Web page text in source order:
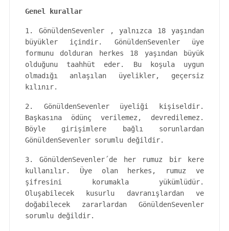
Genel kurallar
1. GönüldenSevenler , yalnızca 18 yaşından
büyükler içindir. GönüldenSevenler üye
formunu dolduran herkes 18 yaşından büyük
olduğunu taahhüt eder. Bu koşula uygun
olmadığı anlaşılan üyelikler, geçersiz
kılınır.
2. GönüldenSevenler üyeliği kişiseldir.
Başkasına ödünç verilemez, devredilemez.
Böyle girişimlere bağlı sorunlardan
GönüldenSevenler sorumlu değildir.
3. GönüldenSevenler´de her rumuz bir kere
kullanılır. Üye olan herkes, rumuz ve
şifresini korumakla yükümlüdür.
Oluşabilecek kusurlu davranışlardan ve
doğabilecek zararlardan GönüldenSevenler
sorumlu değildir.